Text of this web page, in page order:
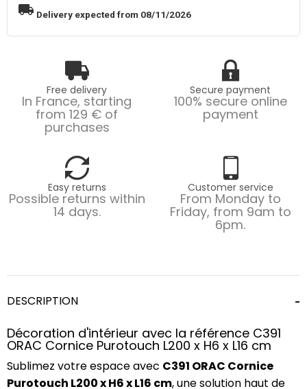
local_shipping Delivery expected from 08/11/2026
Free delivery
In France, starting
from 129 € of
purchases
Secure payment
100% secure online
payment
Easy returns
Possible returns within
14 days.
Customer service
From Monday to
Friday, from 9am to
6pm.
DESCRIPTION
Décoration d'intérieur avec la référence C391
ORAC Cornice Purotouch L200 x H6 x L16 cm
Sublimez votre espace avec C391 ORAC Cornice
Purotouch L200 x H6 x L16 cm, une solution haut de